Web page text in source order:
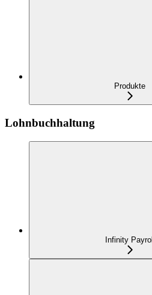
Produkte
Lohnbuchhaltung
Infinity Payroll